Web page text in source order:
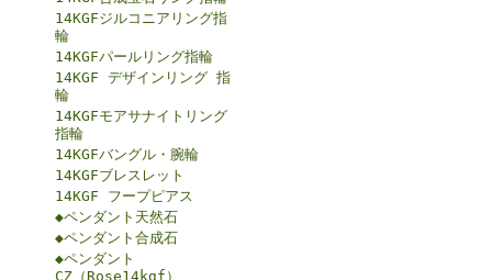
14KGFジルコニアリング指
輪
14KGFパールリング指輪
14KGF デザインリング 指
輪
14KGFモアサナイトリング
指輪
14KGFバングル・腕輪
14KGFブレスレット
14KGF フープピアス
◆ペンダント天然石
◆ペンダント合成石
◆ペンダント
CZ（Rose14kgf）